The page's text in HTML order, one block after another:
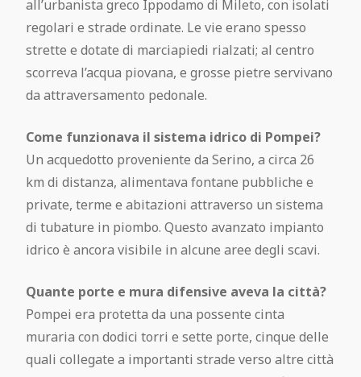
all’urbanista greco Ippodamo di Mileto, con isolati
regolari e strade ordinate. Le vie erano spesso
strette e dotate di marciapiedi rialzati; al centro
scorreva l’acqua piovana, e grosse pietre servivano
da attraversamento pedonale.
Come funzionava il sistema idrico di Pompei?
Un acquedotto proveniente da Serino, a circa 26
km di distanza, alimentava fontane pubbliche e
private, terme e abitazioni attraverso un sistema
di tubature in piombo. Questo avanzato impianto
idrico è ancora visibile in alcune aree degli scavi.
Quante porte e mura difensive aveva la città?
Pompei era protetta da una possente cinta
muraria con dodici torri e sette porte, cinque delle
quali collegate a importanti strade verso altre città